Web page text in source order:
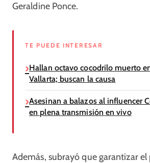
Geraldine Ponce.
TE PUEDE INTERESAR
Hallan octavo cocodrilo muerto
Vallarta; buscan la causa
Asesinan a balazos al influencer
en plena transmisión en vivo
Además, subrayó que garantizar